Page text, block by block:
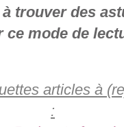
trouver des
ce mode de
articles à
: